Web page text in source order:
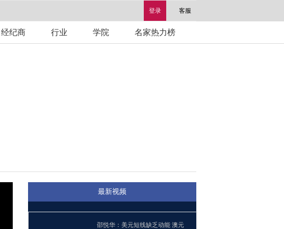
登录 客服
经纪商 行业 学院 名家热力榜
最新视频
邵悦华：美元短线缺乏动能 澳元